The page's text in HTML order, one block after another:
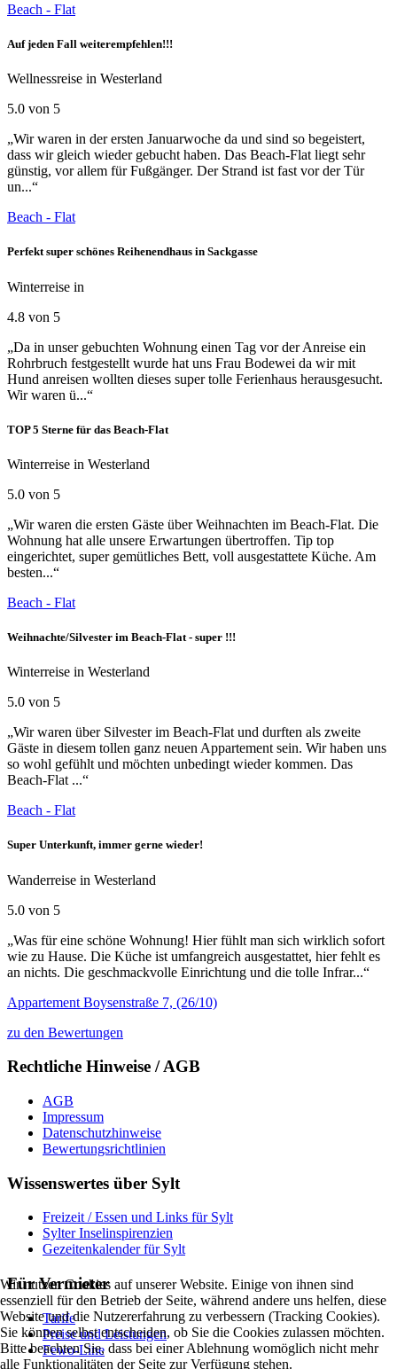
Beach - Flat
Auf jeden Fall weiterempfehlen!!!
Wellnessreise in Westerland
5.0 von 5
„Wir waren in der ersten Januarwoche da und sind so begeistert,
dass wir gleich wieder gebucht haben. Das Beach-Flat liegt sehr
günstig, vor allem für Fußgänger. Der Strand ist fast vor der Tür
un...“
Beach - Flat
Perfekt super schönes Reihenendhaus in Sackgasse
Winterreise in
4.8 von 5
„Da in unser gebuchten Wohnung einen Tag vor der Anreise ein
Rohrbruch festgestellt wurde hat uns Frau Bodewei da wir mit
Hund anreisen wollten dieses super tolle Ferienhaus herausgesucht.
Wir waren ü...“
TOP 5 Sterne für das Beach-Flat
Winterreise in Westerland
5.0 von 5
„Wir waren die ersten Gäste über Weihnachten im Beach-Flat. Die
Wohnung hat alle unsere Erwartungen übertroffen. Tip top
eingerichtet, super gemütliches Bett, voll ausgestattete Küche. Am
besten...“
Beach - Flat
Weihnachte/Silvester im Beach-Flat - super !!!
Winterreise in Westerland
5.0 von 5
„Wir waren über Silvester im Beach-Flat und durften als zweite
Gäste in diesem tollen ganz neuen Appartement sein. Wir haben uns
so wohl gefühlt und möchten unbedingt wieder kommen. Das
Beach-Flat ...“
Beach - Flat
Super Unterkunft, immer gerne wieder!
Wanderreise in Westerland
5.0 von 5
„Was für eine schöne Wohnung! Hier fühlt man sich wirklich sofort
wie zu Hause. Die Küche ist umfangreich ausgestattet, hier fehlt es
an nichts. Die geschmackvolle Einrichtung und die tolle Infrar...“
Appartement Boysenstraße 7, (26/10)
zu den Bewertungen
Rechtliche Hinweise / AGB
AGB
Impressum
Datenschutzhinweise
Bewertungsrichtlinien
Wissenswertes über Sylt
Freizeit / Essen und Links für Sylt
Sylter Inselinspirenzien
Gezeitenkalender für Sylt
Für Vermieter
Tarife
Preise und Leistungen
Fewo-Line
Wir nutzen Cookies auf unserer Website. Einige von ihnen sind
essenziell für den Betrieb der Seite, während andere uns helfen, diese
Website und die Nutzererfahrung zu verbessern (Tracking Cookies).
Sie können selbst entscheiden, ob Sie die Cookies zulassen möchten.
Bitte beachten Sie, dass bei einer Ablehnung womöglich nicht mehr
alle Funktionalitäten der Seite zur Verfügung stehen.